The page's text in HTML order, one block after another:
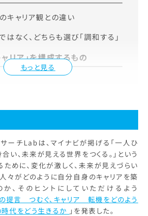
もっと見る
キャリア観との違い
はなく、どちらも選び「調和する」
ャリア」を構成するもの
ーチLabは、マイナビが掲げる「一人ひ
い、未来が見える世界をつくる。」という
めに、変化が激しく、未来が見えづらい
々がどのように自分自身のキャリアを築
、そのヒントにしていただけるよう
言 つむぐ、キャリア 転機をどのよう
代をどう生きるか 」を発表した。